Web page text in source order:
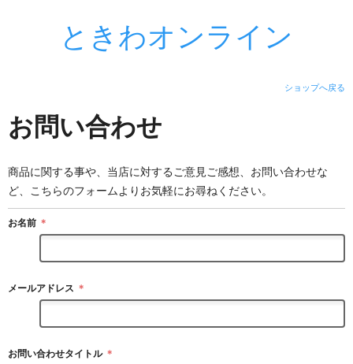
ときわオンライン
ショップへ戻る
お問い合わせ
商品に関する事や、当店に対するご意見ご感想、お問い合わせな
ど、こちらのフォームよりお気軽にお尋ねください。
お名前 ＊
メールアドレス ＊
お問い合わせタイトル ＊